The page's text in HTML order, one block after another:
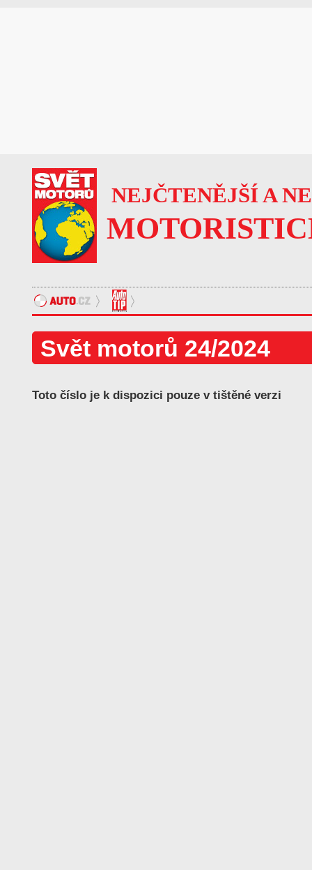
NEJČTENĚJŠÍ A
Svět motorů 24/2024
Toto číslo je k dispozici pouze v tištěné verzi